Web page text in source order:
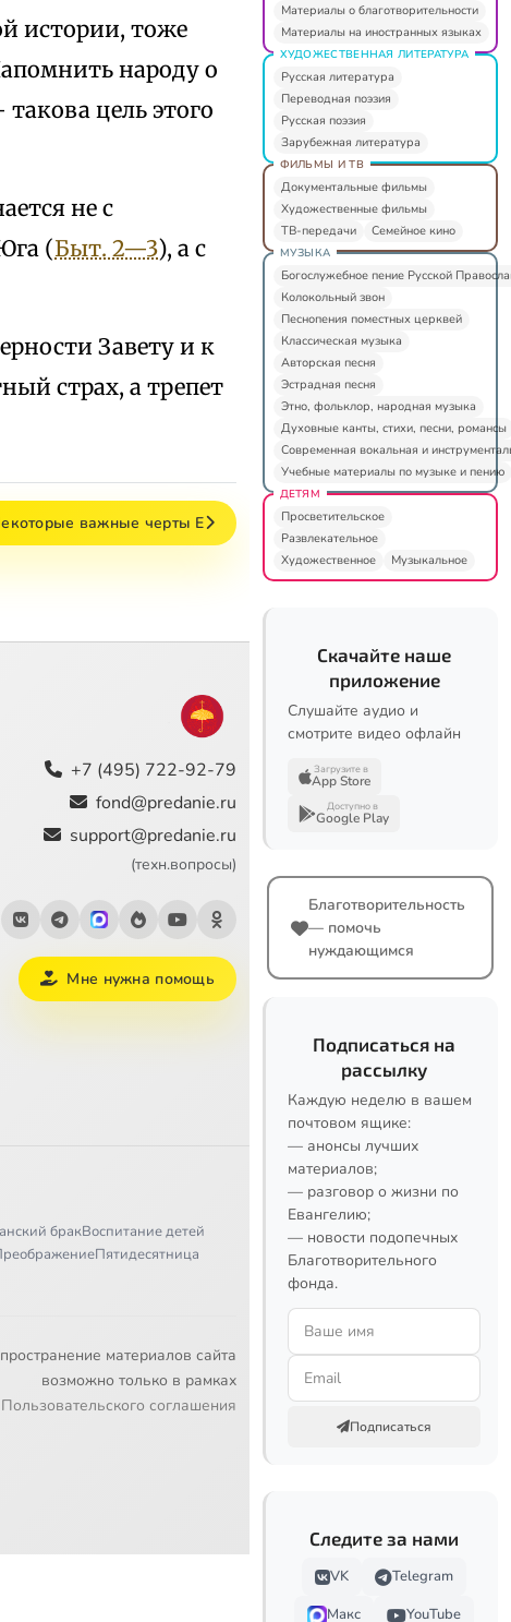
истории, тоже
народу о
цель этого
не с
(Быт. 2—3), а с
Завету и к
страх, а трепет
важные черты Е
+7 (495) 722-92-79
fond@predanie.ru
support@predanie.ru
(техн.вопросы)
Мне нужна помощь
бракВоспитание детей
Пятидесятница
материалов сайта
возможно только в рамках
Пользовательского соглашения
Материалы о благотворительности
Материалы на иностранных языках
ХУДОЖЕСТВЕННАЯ ЛИТЕРАТУРА
Русская литература
Переводная поэзия
Русская поэзия
Зарубежная литература
ФИЛЬМЫ И ТВ
Документальные фильмы
Художественные фильмы
ТВ-передачи
Семейное кино
МУЗЫКА
Богослужебное пение Русской
Колокольный звон
Песнопения поместных церквей
Классическая музыка
Авторская песня
Эстрадная песня
Этно, фольклор, народная музыка
Духовные канты, стихи, песни, романсы
Современная вокальная и
Учебные материалы по музыке и пению
ДЕТЯМ
Просветительское
Развлекательное
Художественное
Музыкальное
Скачайте наше
приложение
Слушайте аудио и
смотрите видео офлайн
Загрузите в
App Store
Доступно в
Google Play
Благотворительность
— помочь
нуждающимся
Подписаться на
рассылку
Каждую неделю в вашем
почтовом ящике:
— анонсы лучших
материалов;
— разговор о жизни по
Евангелию;
— новости подопечных
Благотворительного
фонда.
Подписаться
Следите за нами
VK
Telegram
Макс
YouTube